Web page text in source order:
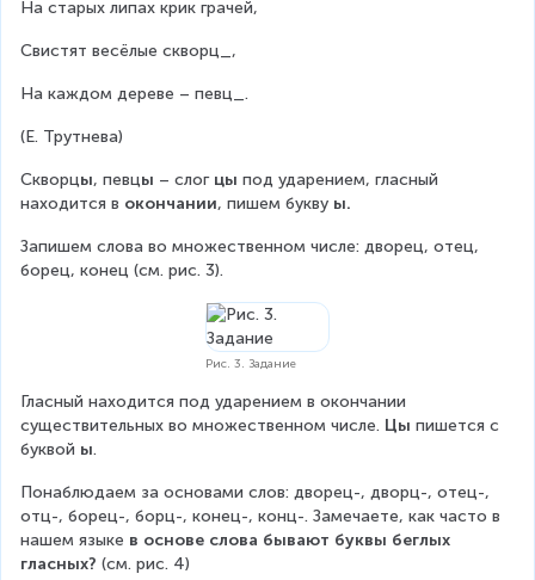
На старых липах крик грачей,
Свистят весёлые скворц_,
На каждом дереве – певц_.
(Е. Трутнева)
Скворцы, певцы – слог цы под ударением, гласный
находится в окончании, пишем букву ы.
Запишем слова во множественном числе: дворец, отец,
борец, конец (см. рис. 3).
Рис. 3. Задание
Гласный находится под ударением в окончании
существительных во множественном числе. Цы пишется с
буквой ы.
Понаблюдаем за основами слов: дворец-, дворц-, отец-,
отц-, борец-, борц-, конец-, конц-. Замечаете, как часто в
нашем языке в основе слова бывают буквы беглых
гласных? (см. рис. 4)